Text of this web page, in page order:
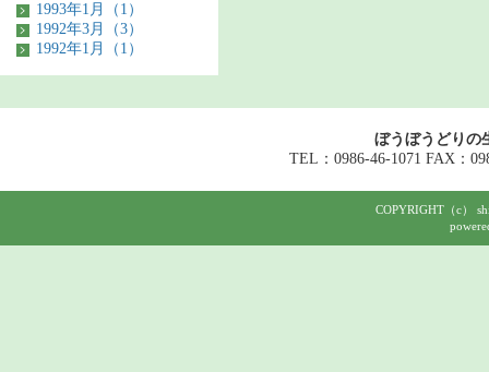
1993年1月（1）
1992年3月（3）
1992年1月（1）
ぼうぼうどりの
TEL：0986-46-1071 FAX：
COPYRIGHT（c）